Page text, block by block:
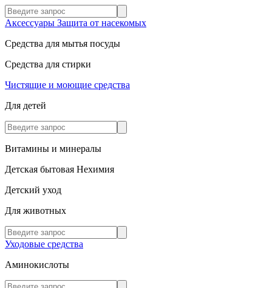
Аксессуары Защита от насекомых
Средства для мытья посуды
Средства для стирки
Чистящие и моющие средства
Для детей
Витамины и минералы
Детская бытовая Нехимия
Детский уход
Для животных
Уходовые средства
Аминокислоты